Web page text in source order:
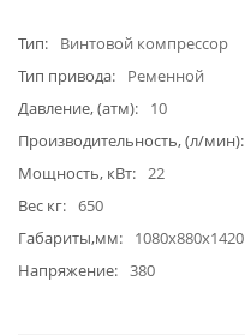
Тип
Винтовой компрессор
Тип привода
Ременной
Давление, (атм)
10
Производительность, (л/мин)
Мощность, кВт
22
Вес кг
650
Габариты,мм
1080x880x1420
Напряжение
380